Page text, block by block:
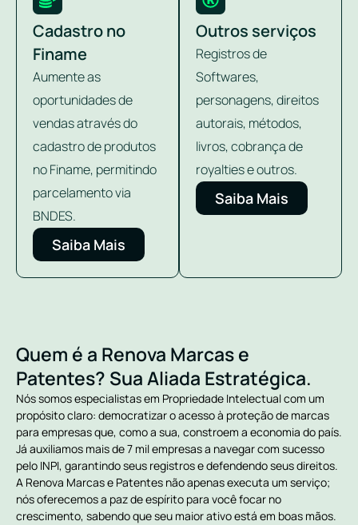
Cadastro no
Finame
Aumente as
oportunidades de
vendas através do
cadastro de produtos
no Finame, permitindo
parcelamento via
BNDES.
Saiba Mais
Outros serviços
Registros de
Softwares,
personagens, direitos
autorais, métodos,
livros, cobrança de
royalties e outros.
Saiba Mais
Quem é a Renova Marcas e
Patentes? Sua Aliada Estratégica.
Nós somos especialistas em Propriedade Intelectual com um
propósito claro: democratizar o acesso à proteção de marcas
para empresas que, como a sua, constroem a economia do país.
Já auxiliamos mais de 7 mil empresas a navegar com sucesso
pelo INPI, garantindo seus registros e defendendo seus direitos.
A Renova Marcas e Patentes não apenas executa um serviço;
nós oferecemos a paz de espírito para você focar no
crescimento, sabendo que seu maior ativo está em boas mãos.